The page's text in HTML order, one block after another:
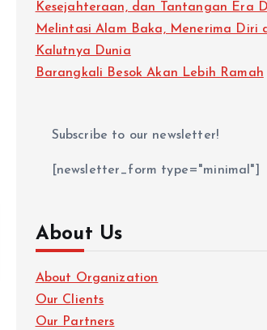
Kesejahteraan, dan Tantangan Era
Melintasi Alam Baka, Menerima Diri
Kalutnya Dunia
Barangkali Besok Akan Lebih Ramah
Subscribe to our newsletter!
[newsletter_form type="minimal"]
About Us
About Organization
Our Clients
Our Partners